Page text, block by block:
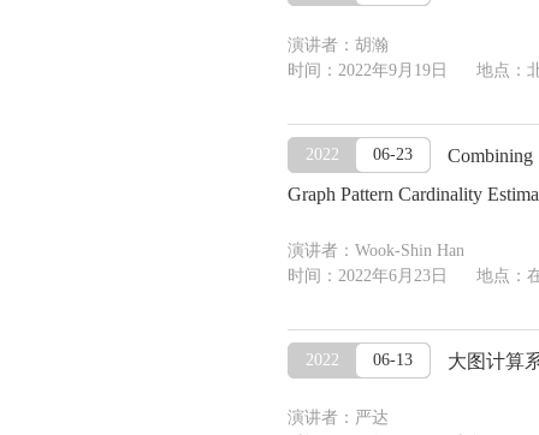
演讲者：胡瀚
时间：2022年9月19日 地点：
2022 06-23
Combining
Graph Pattern Cardinality
演讲者：Wook-Shin Han
时间：2022年6月23日 地点：
2022 06-13 大图计算
演讲者：严达